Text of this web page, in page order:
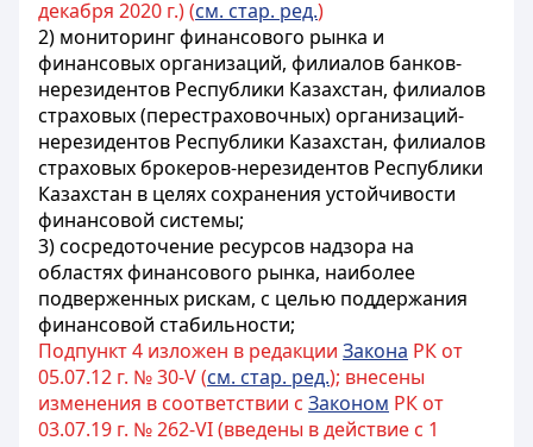
декабря 2020 г.) (см. стар. ред.)
2) мониторинг финансового рынка и
финансовых организаций, филиалов банков-
нерезидентов Республики Казахстан, филиалов
страховых (перестраховочных) организаций-
нерезидентов Республики Казахстан, филиалов
страховых брокеров-нерезидентов Республики
Казахстан в целях сохранения устойчивости
финансовой системы;
3) сосредоточение ресурсов надзора на
областях финансового рынка, наиболее
подверженных рискам, с целью поддержания
финансовой стабильности;
Подпункт 4 изложен в редакции Закона РК от
05.07.12 г. № 30-V (см. стар. ред.); внесены
изменения в соответствии с Законом РК от
03.07.19 г. № 262-VI (введены в действие с 1